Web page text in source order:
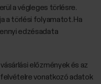
a végleges törlésre.
a törlési folyamatot. Ha
edzésadata
előzmények és az
vonatkozó adatok